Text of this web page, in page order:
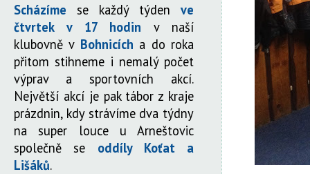
Scházíme
se každý týden ve
čtvrtek v 17 hodin v naší
klubovně v Bohnicích a do roka
přitom stihneme i nemalý počet
výprav a sportovních akcí.
Největší akcí je pak tábor z kraje
prázdnin, kdy strávíme dva týdny
na super louce u Arneštovic
společně se oddíly Koťat a
Lišáků.